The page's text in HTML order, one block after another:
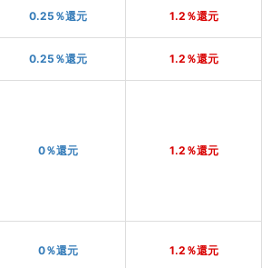
0.25％還元 1.2％還元
0.25％還元 1.2％還元
0％還元 1.2％還元
0％還元 1.2％還元